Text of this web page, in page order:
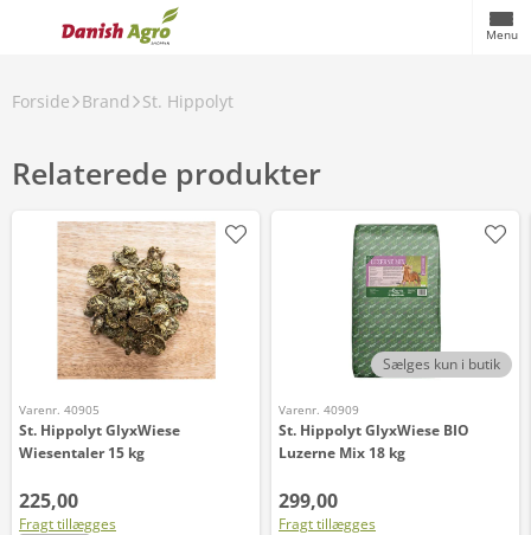
Menu
Forside Brand St. Hippolyt
Relaterede produkter
Varenr. 40905
St. Hippolyt GlyxWiese
Wiesentaler 15 kg
225,00
Fragt tillægges
Sælges kun i butik
Varenr. 40909
St. Hippolyt GlyxWiese BIO
Luzerne Mix 18 kg
299,00
Fragt tillægges